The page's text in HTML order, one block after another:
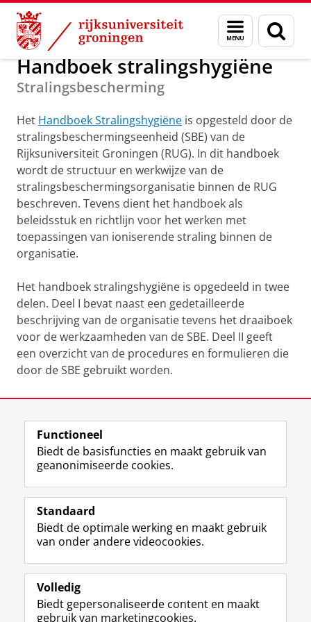
Skip
Content
Skip
Navigation
Menu
en
zoeken
Onderwijs Stralingsbescherming
Handboek stralingshygiëne
Stralingsbescherming
Het Handboek Stralingshygiëne is opgesteld door de
stralingsbeschermingseenheid (SBE) van de
Rijksuniversiteit Groningen (RUG). In dit handboek
wordt de structuur en werkwijze van de
stralingsbeschermingsorganisatie binnen de RUG
beschreven. Tevens dient het handboek als
beleidsstuk en richtlijn voor het werken met
toepassingen van ioniserende straling binnen de
organisatie.
Het handboek stralingshygiëne is opgedeeld in twee
delen. Deel I bevat naast een gedetailleerde
beschrijving van de organisatie tevens het draaiboek
voor de werkzaamheden van de SBE. Deel II geeft
een overzicht van de procedures en formulieren die
door de SBE gebruikt worden.
View this page in:English
Volg de RUG
F
a
e
b
o
p
a
L
i
k
e
I
-
p
R
S
-
f
e
R
I
n
t
r
m
Y
o
T
e
k
Studiekiezers
Alumni
Over ons
Functioneel
Biedt de basisfuncties en maakt gebruik van
geanonimiseerde cookies.
Standaard
Biedt de optimale werking en maakt gebruik
van onder andere videocookies.
Volledig
Biedt gepersonaliseerde content en maakt
gebruik van marketingcookies.